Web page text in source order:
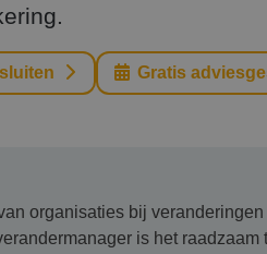
Gratis
organisaties bij veranderingen
is het raadzaam